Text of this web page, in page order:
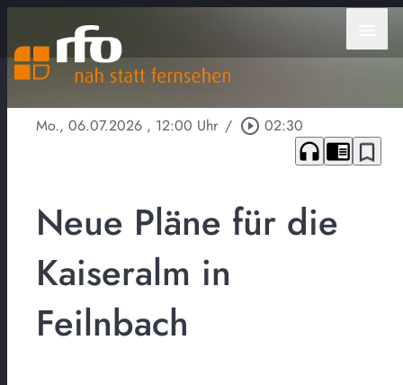
Mo., 06.07.2026 , 12:00 Uhr / play_circle_outline 02:30
headphones chrome_reader_mode bookmark_border
Neue Pläne für die
Kaiseralm in
Feilnbach